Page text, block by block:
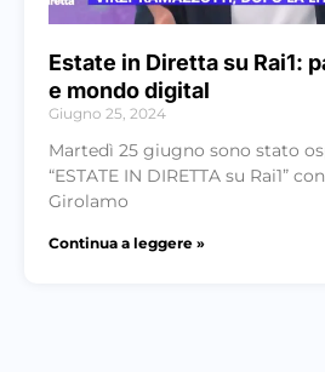
Estate in Diretta su Rai1:
e mondo digital
Giugno 25, 2024
Martedì 25 giugno sono stato
“ESTATE IN DIRETTA su Rai1”
Girolamo
Continua a leggere »